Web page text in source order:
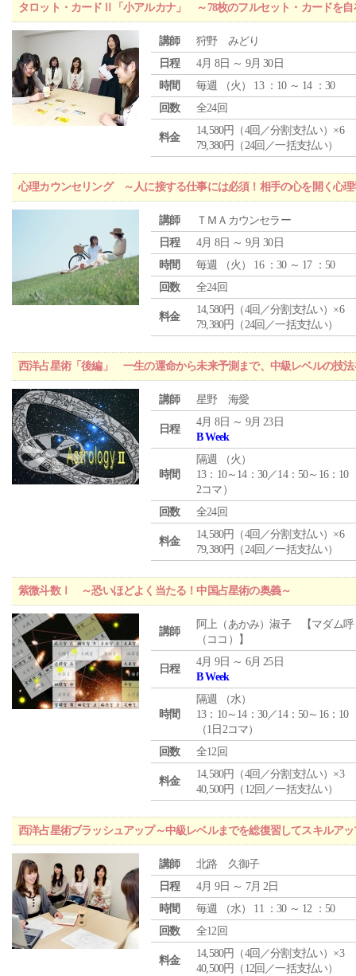
タロット・カードⅡ「小アルカナ」 ～78枚のフルセット・カードを自
講師
狩野 みどり
日程
4月 8日 ～ 9月 30日
時間
毎週 （火 ） 13 ：10 ～ 14 ：30
回数
全24回
料金
14,580円（4回／分割支払い）×6
79,380円（24回／一括支払い）
心理カウンセリング ～人に接する仕事には必須！相手の心を開く心理
講師
ＴＭＡカウンセラー
日程
4月 8日 ～ 9月 30日
時間
毎週 （火 ） 16 ：30 ～ 17 ：50
回数
全24回
料金
14,580円（4回／分割支払い）×6
79,380円（24回／一括支払い）
西洋占星術「後編」 一生の運命から未来予測まで、中級レベルの技法
講師 星野 海愛
日程
4月 8日 ～ 9月 23日
B Week
時間
隔週 （火 ）
13：10～14：30／14：50～16：10
2コマ）
回数
全24回
料金
14,580円（4回／分割支払い）×6
79,380円（24回／一括支払い）
紫微斗数Ⅰ ～恐いほどよく当たる！中国占星術の奥義～
講師
阿上（あかみ）淑子 【マダム呼
（ココ）】
日程
4月 9日 ～ 6月 25日
B Week
時間
隔週 （水）
13：10～14：30／14：50～16：10
（1日2コマ）
回数
全12回
料金
14,580円（4回／分割支払い）×3
40,500円（12回／一括支払い）
西洋占星術ブラッシュアップ～中級レベルまでを総復習してスキルア
講師
北路 久御子
日程
4月 9日 ～ 7月 2日
時間
毎週 （水） 11 ：30 ～ 12 ：50
回数
全12回
料金
14,580円（4回／分割支払い）×3
40,500円（12回／一括支払い）